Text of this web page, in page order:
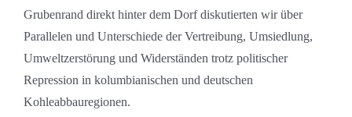
Grubenrand direkt hinter dem Dorf diskutierten wir über
Parallelen und Unterschiede der Vertreibung, Umsiedlung,
Umweltzerstörung und Widerständen trotz politischer
Repression in kolumbianischen und deutschen
Kohleabbauregionen.